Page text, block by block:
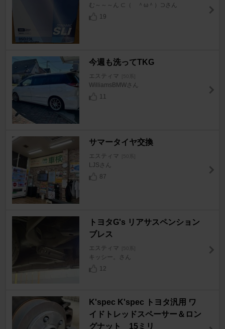
む～～～ん ⊂（ ＾ω＾）⊃さん
19
今週も洗ってTKG
エスティマ [50系]
WilliamsBMWさん
11
サマータイヤ交換
エスティマ [50系]
LJSさん
87
トヨタG's リアサスペンション
ブレス
エスティマ [50系]
キッシー。さん
12
K'spec K'spec トヨタ汎用 ワ
イドトレッドスペーサー＆ロン
グナット 15ミリ